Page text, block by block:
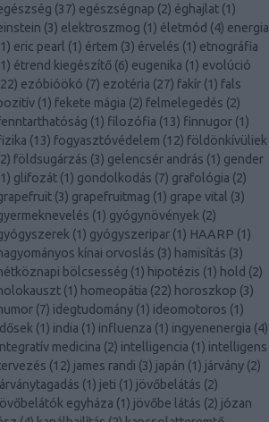
(37) egészségnap (2) éghajlat (1)
(3) elektroszmog (1) életmód (4) energia
1) eric pearl (1) értem (3) érvelés (1) etnográfia
1) étrend kiegészítő (6) eugenika (1) evolúció
22) ezóbióökó (7) ezotéria (27) fakír (1) fals
(1) fekete mágia (2) felmelegedés (2)
(1) filozófia (13) finnugor (1)
(13) fogyasztóvédelem (12) földönkívüliek
2) földsugárzás (3) gelencsér andrás (1) gender
1) glifozát (1) gondolkodás (7) grafológia (2)
(3) grapefruitmag (1) grape vital (3)
(1) gyógynövények (2)
(1) gyógyszeripar (1) HAARP (1)
kínai orvoslás (3) hamisítás (3)
bölcsesség (1) hipotézis (1) hold (2)
(1) homeopátia (22) horoszkop (3)
(7) idegtudomány (1) ideomotoros (1)
(1) india (1) influenza (1) ingyenenergia (4)
medicina (2) intelligencia (1) intelligens
(12) james randi (3) japán (1) járvány (2)
(1) jeti (1) jövőbelátás (2)
egyháza (1) jövőbe látás (2) józan